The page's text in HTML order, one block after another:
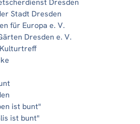
Dresden
Stadt Dresden
für Europa e. V.
Dresden e. V.
ist bunt"
ist bunt"